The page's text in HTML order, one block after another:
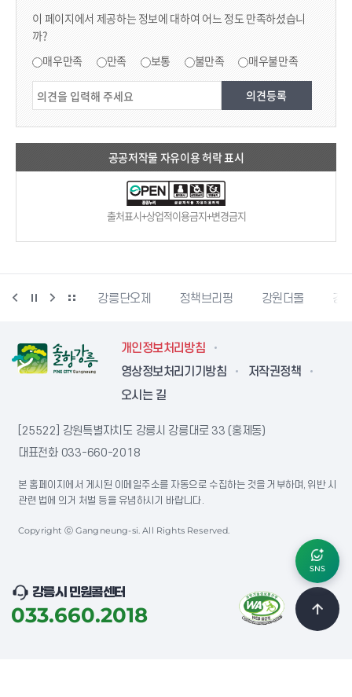
이 페이지에서 제공하는 정보에 대하여 어느 정도 만족하셨습니
까?
매우만족 만족 보통 불만족 매우불만족
공공저작물 자유이용 허락 표시
출처표시+상업적이용금지+변경금지
강릉생태관광 강릉단오제 정책브리핑 강원더몰 강
개인정보처리방침
영상정보처리기기방침
저작권정책
오시는 길
[25522] 강원특별자치도 강릉시 강릉대로 33 (홍제동)
대표전화 033-660-2018
본 홈페이지에서 게시된 이메일주소를 자동으로 수집하는 것을 거부하며, 위반 시
관련 법에 의거 처벌 등을 유념하시기 바랍니다.
Copyright ⓒ Gangneung-si. All Rights Reserved.
강릉시 민원콜센터
033.660.2018
SNS